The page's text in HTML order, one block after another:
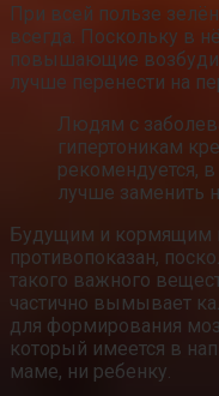
При всей пользе
всегда. Поскольку в
повышающие
лучше перенести на
Людям с
гипертоникам
рекомендуется,
лучше заменить
Будущим и кормящим
противопоказан,
такого важного
частично вымывает
для формирования
который имеется в
маме, ни ребенку.